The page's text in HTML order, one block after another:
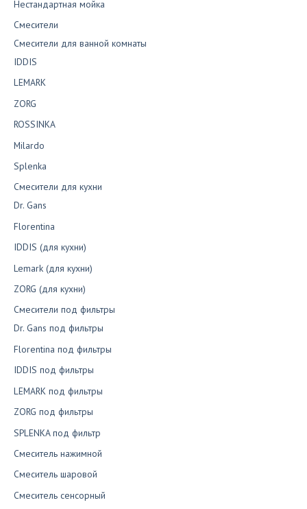
Нестандартная мойка
Смесители
Смесители для ванной комнаты
IDDIS
LEMARK
ZORG
ROSSINKA
Milardo
Splenka
Смесители для кухни
Dr. Gans
Florentina
IDDIS (для кухни)
Lemark (для кухни)
ZORG (для кухни)
Смесители под фильтры
Dr. Gans под фильтры
Florentina под фильтры
IDDIS под фильтры
LEMARK под фильтры
ZORG под фильтры
SPLENKA под фильтр
Смеситель нажимной
Смеситель шаровой
Смеситель сенсорный